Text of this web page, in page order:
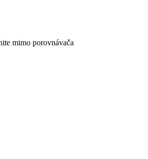
mimo porovnávača